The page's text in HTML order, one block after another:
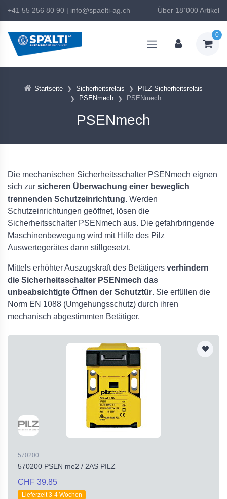
+41 55 256 80 90 | info@spaelti-ag.ch Über 18`000 Artikel
0
Startseite Sicherheitsrelais
PILZ Sicherheitsrelais
PSENmech
PSENmech
PSENmech
Die mechanischen Sicherheitsschalter PSENmech eignen
sich zur sicheren Überwachung einer beweglich
trennenden Schutzeinrichtung. Werden
Schutzeinrichtungen geöffnet, lösen die
Sicherheitsschalter PSENmech aus. Die gefahrbringende
Maschinenbewegung wird mit Hilfe des Pilz
Auswertegerätes dann stillgesetzt.
Mittels erhöhter Auszugskraft des Betätigers verhindern
die Sicherheitsschalter PSENmech das
unbeabsichtigte Öffnen der Schutztür. Sie erfüllen die
Norm EN 1088 (Umgehungsschutz) durch ihren
mechanisch abgestimmten Betätiger.
570200
570200 PSEN me2 / 2AS PILZ
CHF 39.85
Lieferzeit 3-4 Wochen